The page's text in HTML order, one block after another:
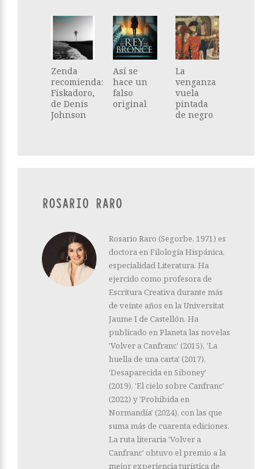
Zenda
recomienda:
Fiskadoro,
de Denis
Johnson
Así se
hace un
falso
original
La
venganza
vuela
pintada
de negro
ROSARIO RARO
Rosario Raro (Segorbe, 1971) es
doctora en Filología Hispánica,
especialidad Literatura. Ha
ejercido como profesora de
Escritura Creativa durante más
de veinte años en la Universitat
Jaume I de Castellón. Ha
publicado en Planeta las novelas
'Volver a Canfranc' (2015), 'La
huella de una carta' (2017),
'Desaparecida en Siboney'
(2019), 'El cielo sobre Canfranc'
(2022) y 'Prohibida en
Normandía' (2024), con las que
suma más de cuarenta ediciones.
La ruta literaria 'Volver a
Canfranc' obtuvo el premio a la
mejor experiencia turística de